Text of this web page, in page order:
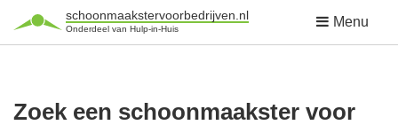
schoonmaakstervoorbedrijven.nl
Onderdeel van Hulp-in-Huis Menu
Zoek een schoonmaakster voor